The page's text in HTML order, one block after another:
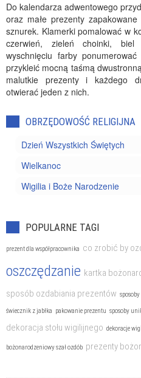
Do kalendarza adwentowego
oraz małe prezenty
sznurek. Klamerki pomalować w
czerwień, zieleń choinki, biel
wyschnięciu farby
przykleić mocną taśmą
malutkie prezenty i każdego
otwierać jeden z nich.
OBRZĘDOWOŚĆ RELIGIJNA
Dzień Wszystkich Świętych
Wielkanoc
Wigilia i Boże Narodzenie
POPULARNE TAGI
prezent dla współpracownika co zrobić by
oszczędzanie kartka
sposób ozdabiania prezentów
świecznik z jabłka pakowanie prezentu sposoby
dekoracja stołu wigilijnego dekoracje
bożonarodzeniowy szał ozdób prezenty